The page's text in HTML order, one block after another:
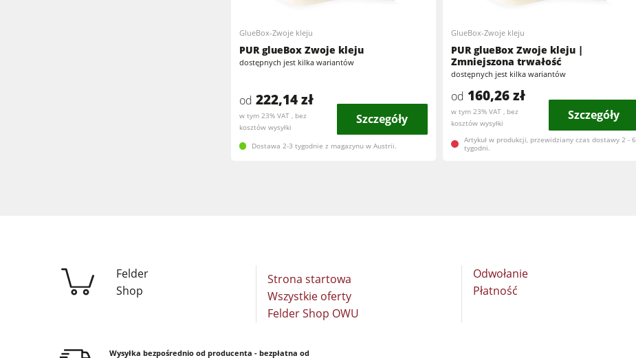
Szlifierki taśmowe & Szlifierki do krawędzi Szlifierki szerokotaśmowe i szczotkowe
Brykieciarki
Prasy do forniru & Prasy membranowe Urządzenia odciągowe
Obrabiarki wieloczynnościowe Centra obróbcze CNC
Wiertarki
Urządzenia posuwowe
GlueBox-Zwoje kleju
PUR glueBox Zwoje kleju
dostępnych jest kilka wariantów
od 222,14 zł
w tym 23% VAT , bez
kosztów wysyłki
Szczegóły
Dostawa 2-3 tygodnie z magazynu w Austrii.
GlueBox-Zwoje kleju
PUR glueBox Zwoje kleju |
Zmniejszona trwałość
dostępnych jest kilka wariantów
od 160,26 zł
w tym 23% VAT , bez
kosztów wysyłki
Szczegóły
Artykuł w produkcji, przewidziany czas dostawy 2 - 6
tygodni.
Felder
Shop
Strona startowa
Wszystkie oferty
Felder Shop OWU
Odwołanie
Płatność
Wysyłka bezpośrednio od producenta - bezpłatna od